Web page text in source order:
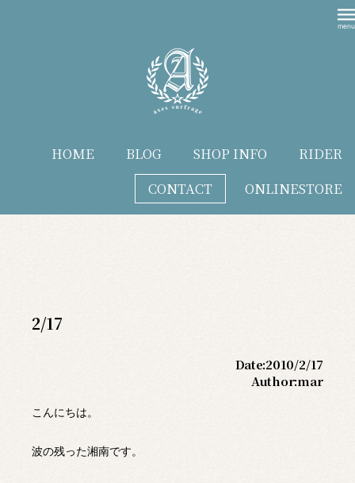
HOME BLOG SHOP INFO
RIDER
CONTACT
ONLINESTORE
2/17
Date:2010/2/17
Author:mar
こんにちは。
波の残った湘南です。